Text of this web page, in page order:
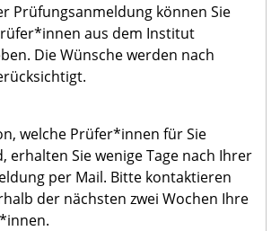
Prüfungsanmeldung können Sie
aus dem Institut
Die Wünsche werden nach
welche Prüfer*innen für Sie
erhalten Sie wenige Tage nach Ihrer
per Mail. Bitte kontaktieren
der nächsten zwei Wochen Ihre